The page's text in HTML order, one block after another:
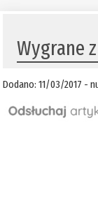
​Wygrane
Dodano: 11/03/2017 -